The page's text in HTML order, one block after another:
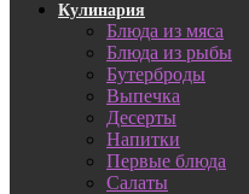
Кулинария
Блюда из мяса
Блюда из рыбы
Бутерброды
Выпечка
Десерты
Напитки
Первые блюда
Салаты